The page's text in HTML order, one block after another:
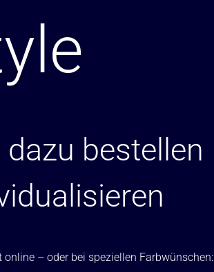
bestellen
– oder bei speziellen Farbwünschen: